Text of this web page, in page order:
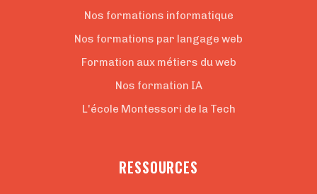
Nos formations informatique
Nos formations par langage web
Formation aux métiers du web
Nos formation IA
L'école Montessori de la Tech
RESSOURCES